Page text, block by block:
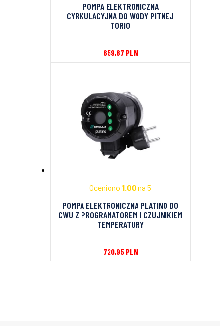
POMPA ELEKTRONICZNA
CYRKULACYJNA DO WODY PITNEJ
TORIO
659,87 PLN
Oceniono 1.00 na 5
POMPA ELEKTRONICZNA PLATINO DO
CWU Z PROGRAMATOREM I CZUJNIKIEM
TEMPERATURY
720,95 PLN